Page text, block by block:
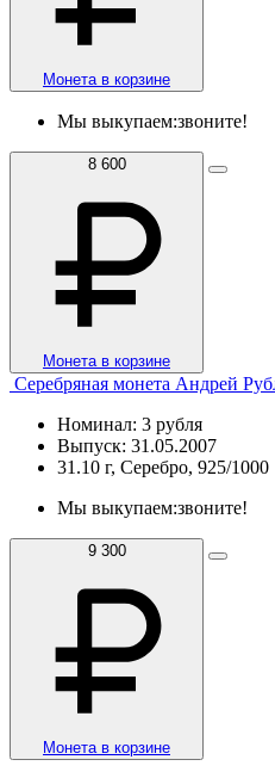
Монета в корзине
Мы выкупаем:звоните!
8 600
Монета в корзине
Серебряная монета Андрей
Номинал: 3 рубля
Выпуск: 31.05.2007
31.10 г, Серебро, 925/1000
Мы выкупаем:звоните!
9 300
Монета в корзине